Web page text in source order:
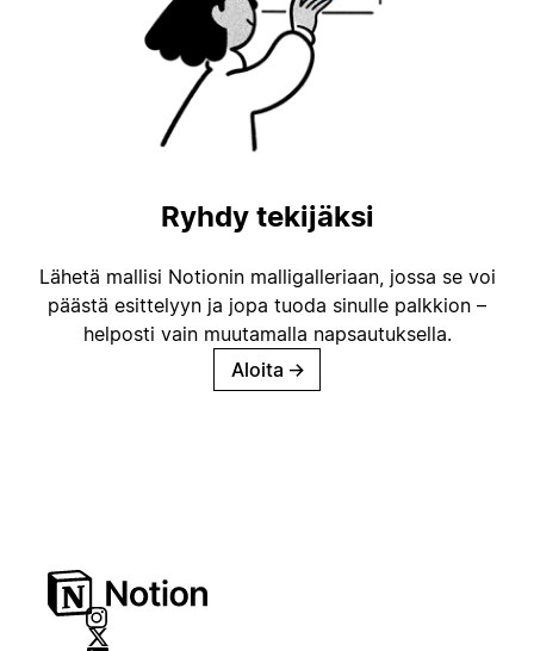
Ryhdy tekijäksi
Lähetä mallisi Notionin malligalleriaan, jossa se voi
päästä esittelyyn ja jopa tuoda sinulle palkkion –
helposti vain muutamalla napsautuksella.
Aloita →